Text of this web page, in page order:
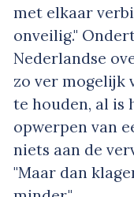
met elkaar
onveilig."
Nederlandse
zo ver mogelijk
te houden, al is
opwerpen van
niets aan de
"Maar dan